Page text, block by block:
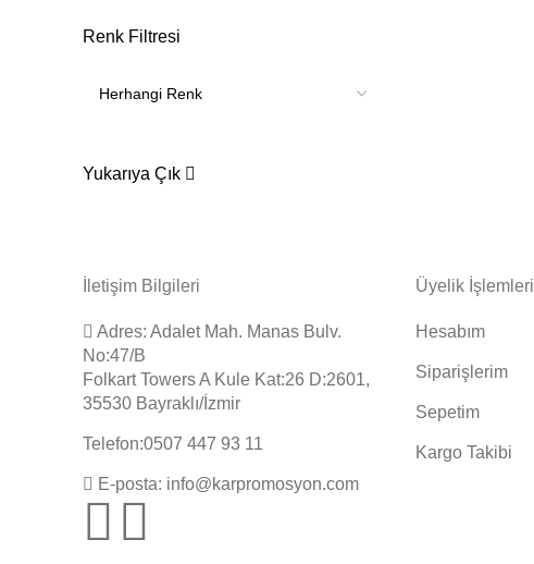
Renk Filtresi
Yukarıya Çık
İletişim Bilgileri
Adres: Adalet Mah. Manas Bulv.
No:47/B
Folkart Towers A Kule Kat:26 D:2601,
35530 Bayraklı/İzmir
Telefon:0507 447 93 11
E-posta: info@karpromosyon.com
Üyelik İşlemleri
Hesabım
Siparişlerim
Sepetim
Kargo Takibi